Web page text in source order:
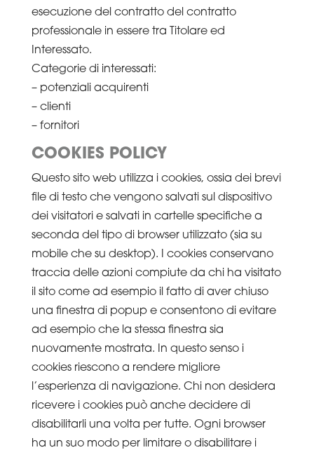
esecuzione del contratto del contratto
professionale in essere tra Titolare ed
Interessato.
Categorie di interessati:
– potenziali acquirenti
– clienti
– fornitori
COOKIES POLICY
Questo sito web utilizza i cookies, ossia dei brevi
file di testo che vengono salvati sul dispositivo
dei visitatori e salvati in cartelle specifiche a
seconda del tipo di browser utilizzato (sia su
mobile che su desktop). I cookies conservano
traccia delle azioni compiute da chi ha visitato
il sito come ad esempio il fatto di aver chiuso
una finestra di popup e consentono di evitare
ad esempio che la stessa finestra sia
nuovamente mostrata. In questo senso i
cookies riescono a rendere migliore
l’esperienza di navigazione. Chi non desidera
ricevere i cookies può anche decidere di
disabilitarli una volta per tutte. Ogni browser
ha un suo modo per limitare o disabilitare i